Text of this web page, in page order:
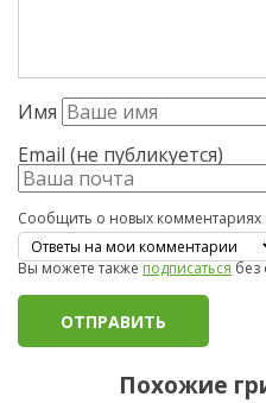
Имя
Email (не публикуется)
Сообщить о новых комментариях
Вы можете также подписаться без
Похожие